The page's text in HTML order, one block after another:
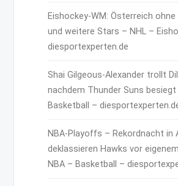
Eishockey-WM: Österreich
und weitere Stars – NHL –
diesportexperten.de
Shai Gilgeous-Alexander trollt
nachdem Thunder Suns
Basketball –
NBA-Playoffs – Rekordnacht in
deklassieren Hawks vor
NBA – Basketball –